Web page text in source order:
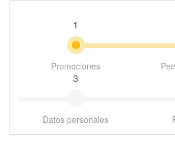
1
Promociones
3
Datos personales